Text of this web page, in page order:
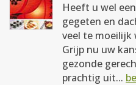
Heeft u wel
gegeten en
veel te moeilijk
Grijp nu uw
gezonde
prachtig uit...